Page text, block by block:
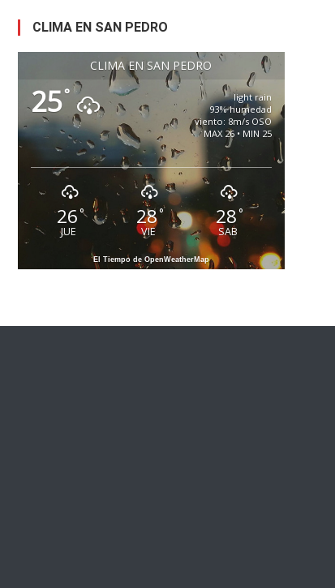
CLIMA EN SAN PEDRO
CLIMA EN SAN PEDRO
25°
light rain
93% humedad
viento: 8m/s OSO
MAX 26 • MIN 25
26°
JUE
28°
VIE
28°
SAB
El Tiempo de OpenWeatherMap